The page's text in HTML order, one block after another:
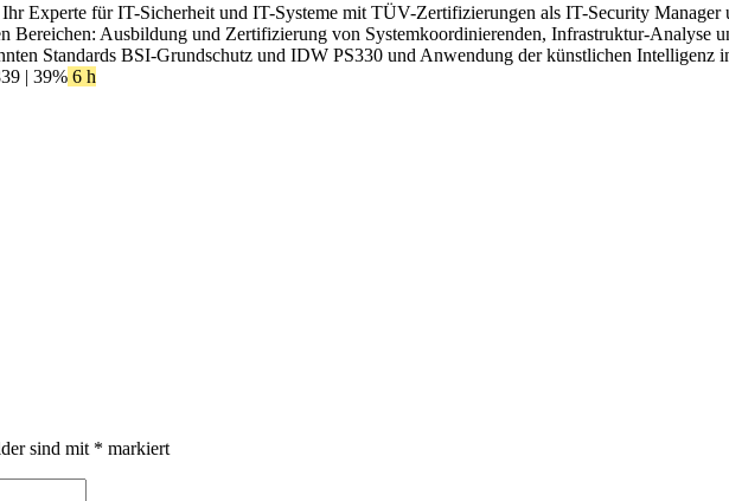
Experte für IT-Sicherheit und IT-Systeme mit TÜV-Zertifizierungen als IT-Security
Bereichen: Ausbildung und Zertifizierung von Systemkoordinierenden, Infrastruktur-
Standards BSI-Grundschutz und IDW PS330 und Anwendung der künstlichen Intelligenz
| 39% 6 h
sind mit * markiert